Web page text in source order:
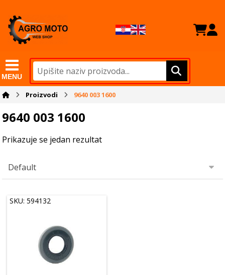
MENU
Proizvodi 9640 003 1600
9640 003 1600
Prikazuje se jedan rezultat
SKU: 594132